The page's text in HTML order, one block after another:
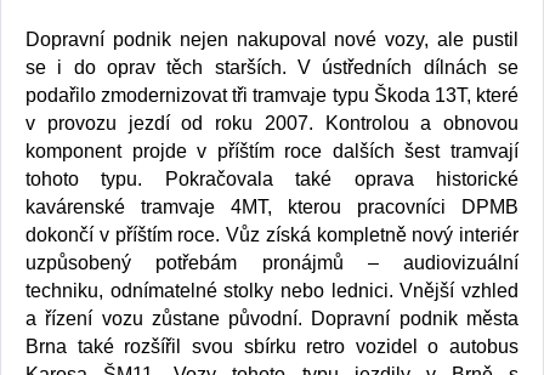
Dopravní podnik nejen nakupoval nové vozy, ale pustil
se i do oprav těch starších. V ústředních dílnách se
podařilo zmodernizovat tři tramvaje typu Škoda 13T, které
v provozu jezdí od roku 2007. Kontrolou a obnovou
komponent projde v příštím roce dalších šest tramvají
tohoto typu. Pokračovala také oprava historické
kavárenské tramvaje 4MT, kterou pracovníci DPMB
dokončí v příštím roce. Vůz získá kompletně nový interiér
uzpůsobený potřebám pronájmů – audiovizuální
techniku, odnímatelné stolky nebo lednici. Vnější vzhled
a řízení vozu zůstane původní. Dopravní podnik města
Brna také rozšířil svou sbírku retro vozidel o autobus